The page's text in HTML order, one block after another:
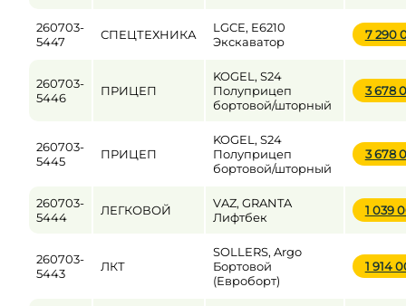
260703-
5447
СПЕЦТЕХНИКА
LGCE, E6210
Экскаватор
7 290
260703-
5446
ПРИЦЕП
KOGEL, S24
Полуприцеп
бортовой/шторный
3 678
260703-
5445
ПРИЦЕП
KOGEL, S24
Полуприцеп
бортовой/шторный
3 678
260703-
5444
ЛЕГКОВОЙ
VAZ, GRANTA
Лифтбек
1 039
260703-
5443
ЛКТ
SOLLERS, Argo
Бортовой
(Евроборт)
1 914